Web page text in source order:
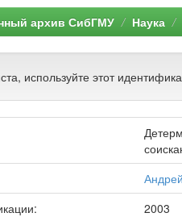
архив СибГМУ Наука
используйте этот
2003